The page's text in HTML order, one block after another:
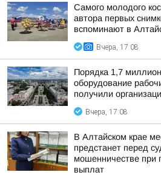
Самого молодого
автора первых
вспоминают в
Вчера, 17:08
Порядка 1,7
оборудование
получили
Вчера, 17:08
В Алтайском крае
предстанет перед
мошенничестве при
выплат